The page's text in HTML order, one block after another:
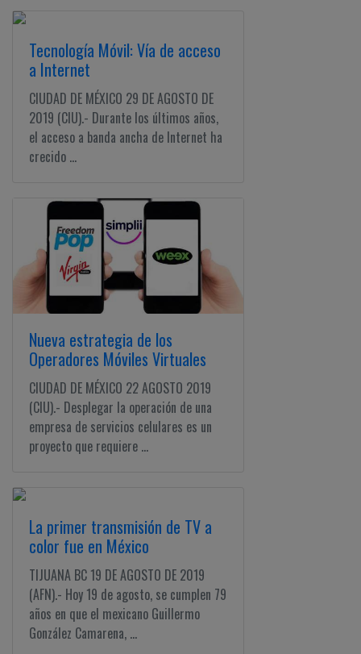
Tecnología Móvil: Vía de acceso
a Internet
CIUDAD DE MÉXICO 29 DE AGOSTO DE
2019 (CIU).- Durante los últimos años,
el acceso a banda ancha de Internet ha
crecido ...
Nueva estrategia de los
Operadores Móviles Virtuales
CIUDAD DE MÉXICO 22 AGOSTO 2019
(CIU).- Desplegar la operación de una
empresa de servicios celulares es un
proyecto que requiere ...
La primer transmisión de TV a
color fue en México
TIJUANA BC 19 DE AGOSTO DE 2019
(AFN).- Hoy 19 de agosto, se cumplen 79
años en que el mexicano Guillermo
González Camarena, ...